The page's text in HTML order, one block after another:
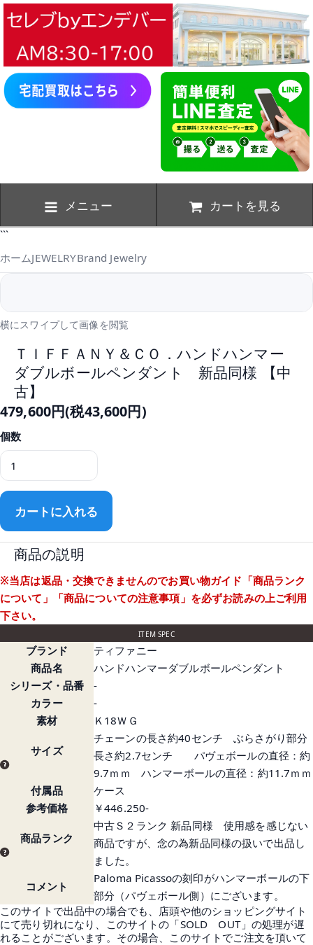
メニュー カートを見る
```
ホームJEWELRYBrand Jewelry
横にスワイプして画像を閲覧
ＴＩＦＦＡＮＹ＆ＣＯ．ハンドハンマー
ダブルボールペンダント 新品同様 【中
古】
479,600円(税43,600円)
個数
カートに入れる
商品の説明
※当店は返品・交換できませんのでお買い物ガイド 「商品ランク
について」
「商品についての注意事項」 を必ずお読みの上ご利用
下さい。
ITEM SPEC
ブランド
ティファニー
商品名
ハンドハンマーダブルボールペンダント
シリーズ・品番
-
カラー
-
素材
Ｋ18ＷＧ
サイズ
チェーンの長さ約40センチ ぶらさがり部分
長さ約2.7センチ パヴェボールの直径：約
9.7ｍｍ ハンマーボールの直径：約11.7ｍｍ
付属品
ケース
参考価格
￥446.250-
商品ランク
中古Ｓ２ランク 新品同様 使用感を感じない
商品ですが、念の為新品同様の扱いで出品し
ました。
コメント
Paloma Picassoの刻印がハンマーボールの下
部分（パヴェボール側）にございます。
このサイトで出品中の場合でも、店頭や他のショッピングサイト
にて売り切れになり、このサイトの「SOLD OUT」の処理が遅
れることがございます。その場合、このサイトでご注文を頂いて